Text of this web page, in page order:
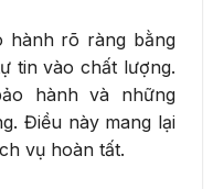
hành rõ ràng bằng
tin vào chất lượng.
hành và những
Điều này mang lại
vụ hoàn tất.